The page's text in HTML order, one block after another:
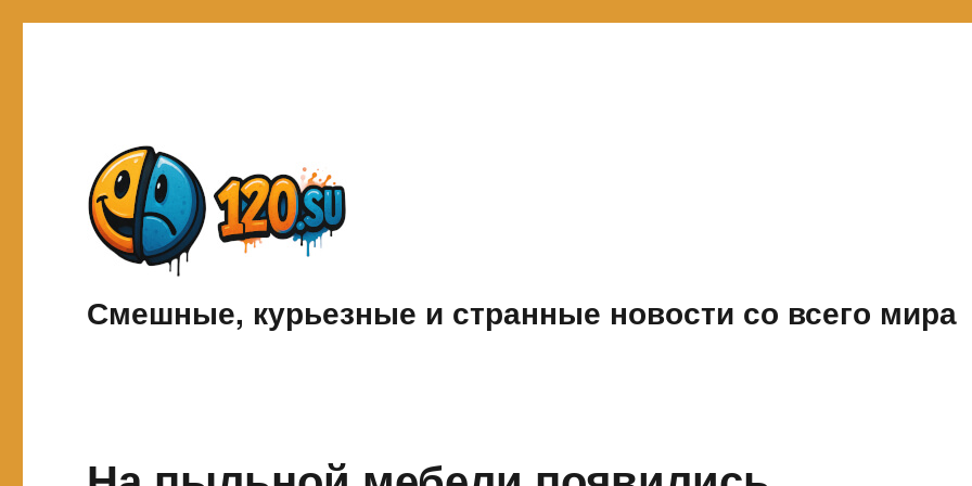
Смешные, курьезные и странные новости со всего мира